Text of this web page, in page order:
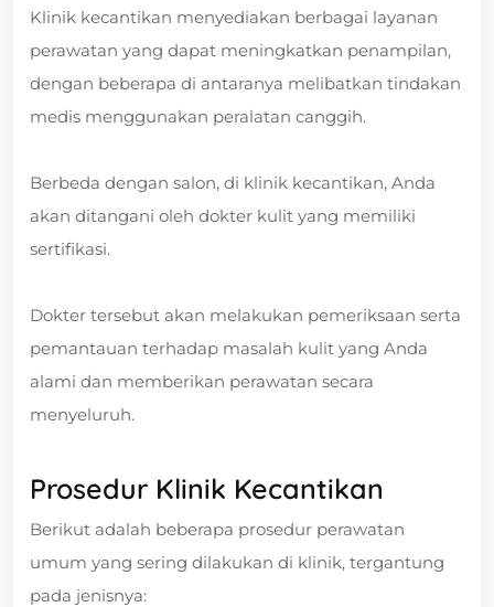
Klinik kecantikan menyediakan berbagai layanan
perawatan yang dapat meningkatkan penampilan,
dengan beberapa di antaranya melibatkan tindakan
medis menggunakan peralatan canggih.
Berbeda dengan salon, di klinik kecantikan, Anda
akan ditangani oleh dokter kulit yang memiliki
sertifikasi.
Dokter tersebut akan melakukan pemeriksaan serta
pemantauan terhadap masalah kulit yang Anda
alami dan memberikan perawatan secara
menyeluruh.
Prosedur Klinik Kecantikan
Berikut adalah beberapa prosedur perawatan
umum yang sering dilakukan di klinik, tergantung
pada jenisnya: